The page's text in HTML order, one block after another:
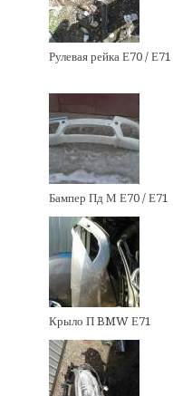
Рулевая рейка Е70 / Е71
Бампер Пд М Е70 / Е71
Крыло П BMW Е71